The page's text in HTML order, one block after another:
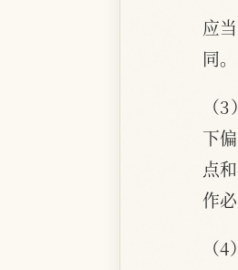
应
同
（
下
点
作
（